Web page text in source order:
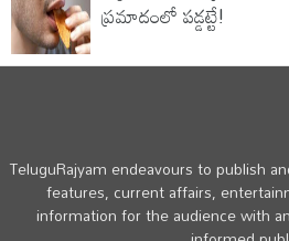
ప్రమాదంలో పడ్డట్టే!
TeluguRajyam endeavours to publish
features, current affairs,
information for the audience with